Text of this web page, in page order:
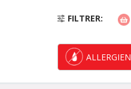
FILTRER
ALLERGIEN